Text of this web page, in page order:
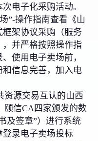
电子化采购活动。
”-操作指南查看《山
架协议采购（服务
并严格按照操作指
使用电子卖场前，
信息完善，加入电
资源交易互认的山西
颐信CA四家颁发的数
及签章”）进行系统
录电子卖场投标